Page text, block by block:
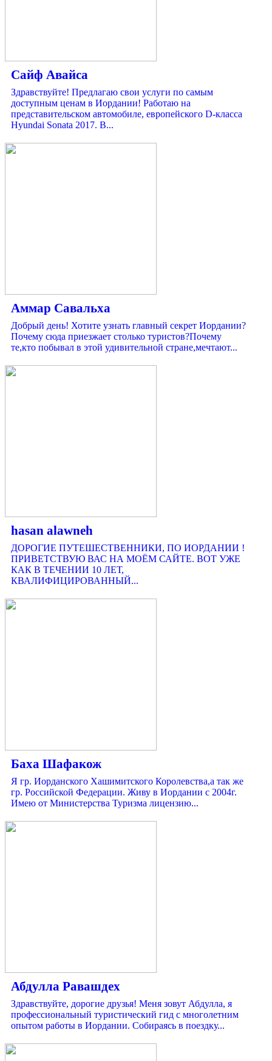
Сайф Авайса
Здравствуйте! Предлагаю свои услуги по самым
доступным ценам в Иордании! Работаю на
представительском автомобиле, европейского D-класса
Hyundai Sonata 2017. В...
Аммар Савальха
Добрый день! Хотите узнать главный секрет Иордании?
Почему сюда приезжает столько туристов?Почему
те,кто побывал в этой удивительной стране,мечтают...
hasan alawneh
ДОРОГИЕ ПУТЕШЕСТВЕННИКИ, ПО ИОРДАНИИ !
ПРИВЕТСТВУЮ ВАС НА МОЁМ САЙТЕ. ВОТ УЖЕ
КАК В ТЕЧЕНИИ 10 ЛЕТ,
КВАЛИФИЦИРОВАННЫЙ...
Баха Шафакож
Я гр. Иорданского Хашимитского Королевства,а так же
гр. Российской Федерации. Живу в Иордании с 2004г.
Имею от Министерства Туризма лицензию...
Абдулла Равашдех
Здравствуйте, дорогие друзья! Меня зовут Абдулла, я
профессиональный туристический гид с многолетним
опытом работы в Иордании. Собираясь в поездку...